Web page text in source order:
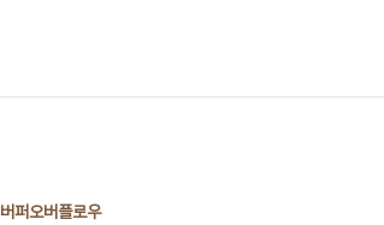
버퍼오버플로우